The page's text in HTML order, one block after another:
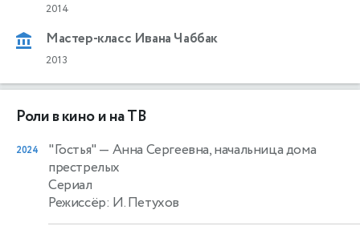
2014
Мастер-класс Ивана Чаббак
2013
Роли в кино и на ТВ
2024 "Гостья" — Анна Сергеевна, начальница дома
престрелых
Сериал
Режиссёр: И. Петухов